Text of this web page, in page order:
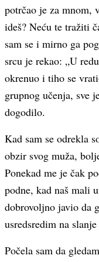
potrčao je za mnom,
ideš? Neću te tražiti
sam se i mirno ga
srcu je rekao: „U
okrenuo i tiho se
grupnog učenja, sve
dogodilo.
Kad sam se odrekla
obzir svog muža,
Ponekad me je čak
podne, kad naš mali
dobrovoljno javio da
usredsredim na
Počela sam da